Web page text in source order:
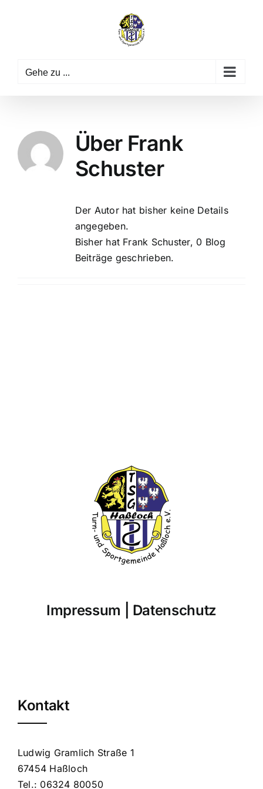
Gehe zu ...
Über Frank
Schuster
Der Autor hat bisher keine Details
angegeben.
Bisher hat Frank Schuster, 0 Blog
Beiträge geschrieben.
Impressum Datenschutz
Kontakt
Ludwig Gramlich Straße 1
67454 Haßloch
Tel.: 06324 80050